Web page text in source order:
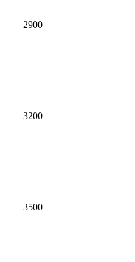
2900
3200
3500